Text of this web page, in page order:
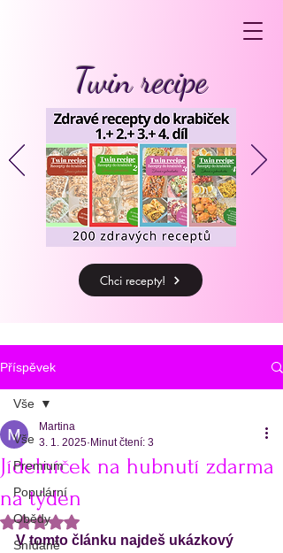
Twin recipe
Chci recepty!
Příspěvek
Vše
Premium
Populární
Obědy
Snídaně
Vše
Jídelníček na hubnutí zdarma
na týden
Martina
3. 1. 2025 Minut čtení: 3
Hodnoceno NaN z 5 hvězdiček.
V tomto článku najdeš ukázkový